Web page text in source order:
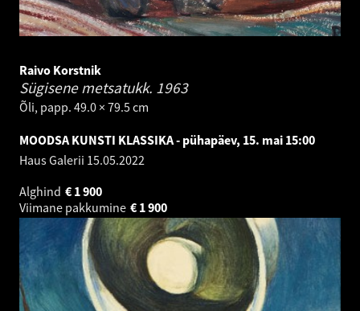
Raivo Korstnik
Sügisene metsatukk. 1963
Õli, papp. 49.0 × 79.5 cm
MOODSA KUNSTI KLASSIKA - pühapäev, 15. mai 15:00
Haus Galerii 15.05.2022
Alghind
1 900
€
Viimane pakkumine
1 900
€